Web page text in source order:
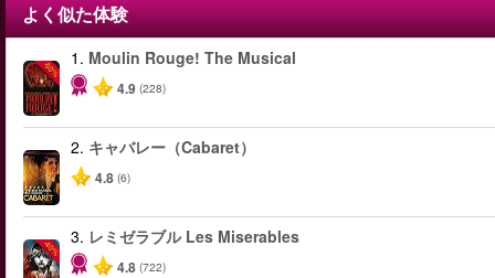
よく似た体験
-50%
1. Moulin Rouge! The Musical
4.9 (228)
2. キャバレー（Cabaret）
4.8 (6)
-40%
3. レミゼラブル Les Miserables
4.8 (722)